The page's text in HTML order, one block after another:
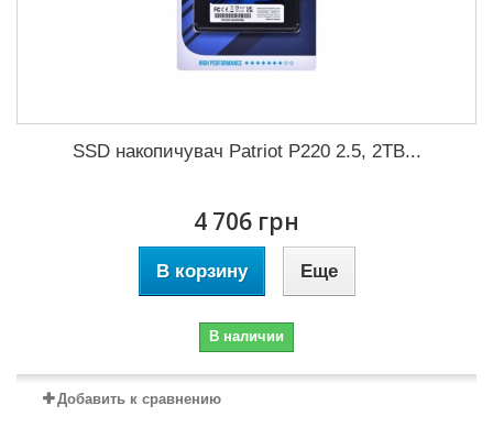
SSD накопичувач Patriot P220 2.5, 2TB...
4 706 грн
В корзину Еще
В наличии
Добавить к сравнению